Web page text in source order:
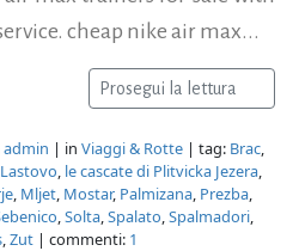
cheap nike air max...
Prosegui la lettura
admin | in Viaggi & Rotte | tag: Brac,
Lastovo, le cascate di Plitvicka Jezera,
, Mljet, Mostar, Palmizana, Prezba,
,Solta,Spalato,Spalmadori,
,Zut | commenti: 1